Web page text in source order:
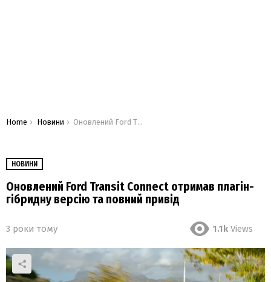
You are here:
Home Новини Оновлений Ford Transit Connect отримав плагін-гібридну версію та повний привід
НОВИНИ
Оновлений Ford Transit Connect отримав плагін-
гібридну версію та повний привід
3 роки тому 1.1k Views